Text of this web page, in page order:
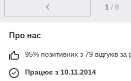
1 / 8
Про нас
95% позитивних з 79 відгуків за
Працює з 10.11.2014